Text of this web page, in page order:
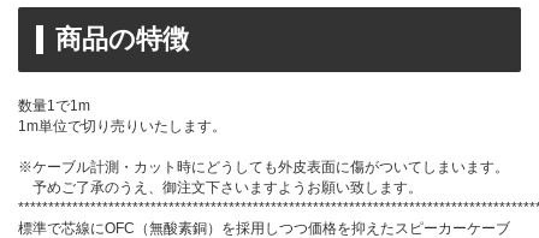
商品の特徴
数量1で1m
1m単位で切り売りいたします。
※ケーブル計測・カット時にどうしても外皮表面に傷がついてしまいます。
予めご了承のうえ、御注文下さいますようお願い致します。
標準で芯線にOFC（無酸素銅）を採用しつつ価格を抑えたスピーカーケーブ